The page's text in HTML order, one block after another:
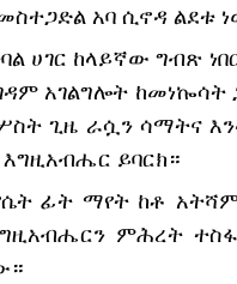
አባ ሲኖዳ ልደቱ
ሀገር ከላይኛው ግብጽ
አገልግሎት
ጊዜ ራሷን ሳማትና
ይባርክ።
ፊት ማየት ከቶ አትሻም
ምሕረት